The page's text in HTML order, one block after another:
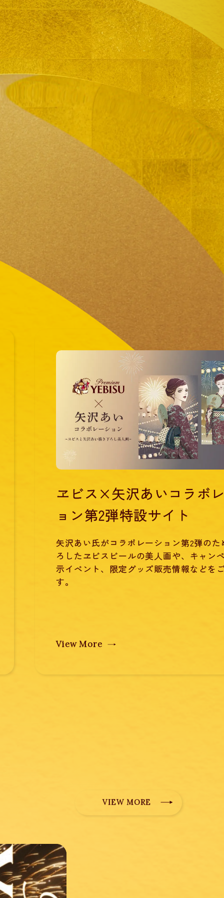
ヱビス×矢沢あいコラボ
ョン第2弾特設サイト
矢沢あい氏がコラボレーション第2弾の
ろしたヱビスビールの美人画や、キャン
示イベント、限定グッズ販売情報などを
す。
View More
VIEW MORE